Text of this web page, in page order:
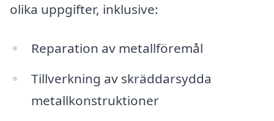
olika uppgifter, inklusive:
Reparation av metallföremål
Tillverkning av skräddarsydda
metallkonstruktioner